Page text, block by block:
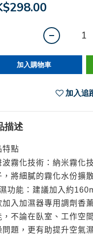
加入購物車
加入追
描述
特點
霧化技術： 納米霧化
，將細膩的霧化水份擴
功能：建議加入約
加入加濕器專用調劑香
，不論在臥室、工作空
題，更有助提升空氣